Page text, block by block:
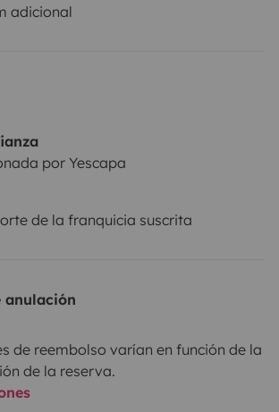
adicional
por Yescapa
de la franquicia suscrita
anulación
de reembolso varían en función de la
de la reserva.